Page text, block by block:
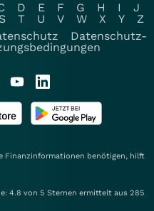
D E F G H I
J
S T U V W X Y
Z
Datenschutz-
Finanzinformationen benötigen, hilft
4.8 von 5 Sternen ermittelt aus 285